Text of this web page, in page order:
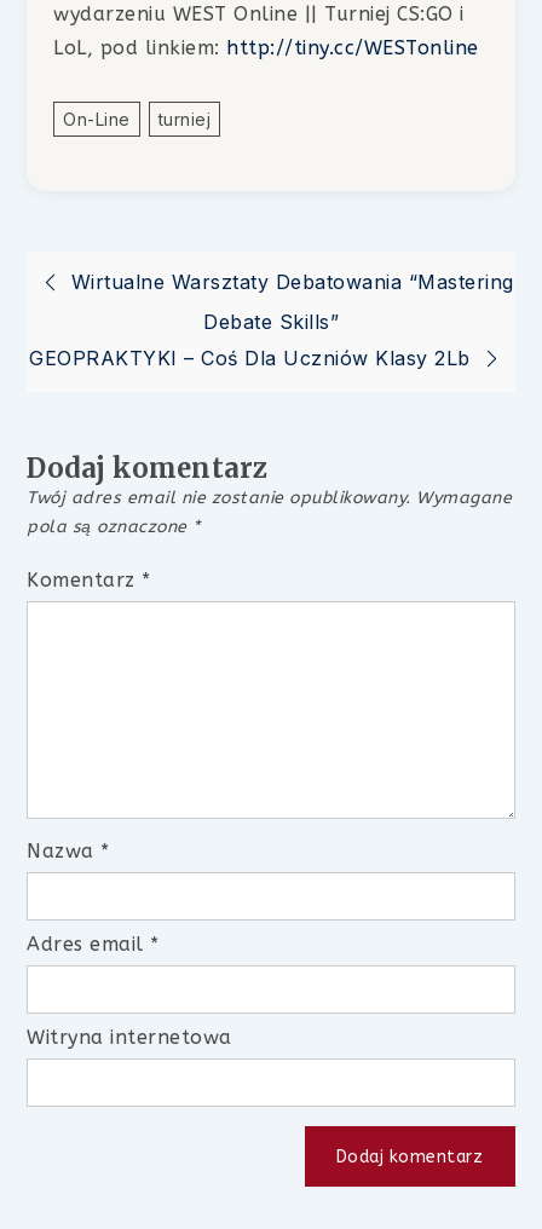
wydarzeniu WEST Online || Turniej CS:GO i
LoL, pod linkiem: http://tiny.cc/WESTonline
On-Line Turniej
Nawigacja
wpisu
Wirtualne Warsztaty Debatowania “Mastering
Debate Skills”
GEOPRAKTYKI – Coś Dla Uczniów Klasy 2Lb
Dodaj komentarz
Twój adres email nie zostanie opublikowany. Wymagane
pola są oznaczone *
Komentarz *
Nazwa *
Adres email *
Witryna internetowa